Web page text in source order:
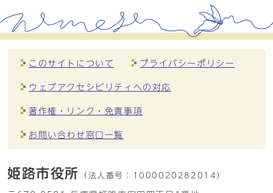
このサイトについて プライバシーポリシー
ウェブアクセシビリティへの対応
著作権・リンク・免責事項
お問い合わせ窓口一覧
姫路市役所 （法人番号： 1000020282014）